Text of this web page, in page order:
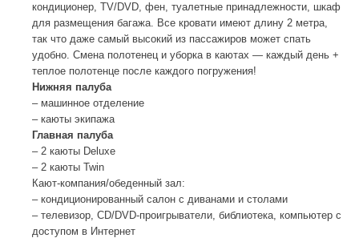
кондиционер, TV/DVD, фен, туалетные принадлежности, шкаф
для размещения багажа. Все кровати имеют длину 2 метра,
так что даже самый высокий из пассажиров может спать
удобно. Смена полотенец и уборка в каютах — каждый день +
теплое полотенце после каждого погружения!
Нижняя палуба
– машинное отделение
– каюты экипажа
Главная палуба
– 2 каюты Deluxe
– 2 каюты Twin
Кают-компания/обеденный зал:
– кондиционированный салон с диванами и столами
– телевизор, СD/DVD-проигрыватели, библиотека, компьютер с
доступом в Интернет